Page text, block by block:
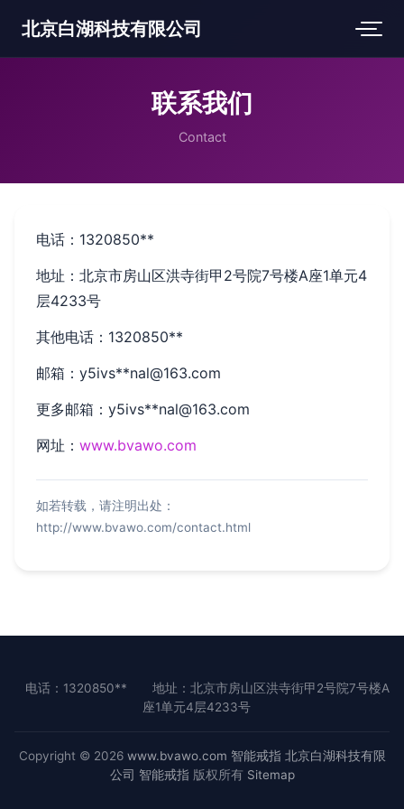
北京白湖科技有限公司
联系我们
Contact
电话：1320850**
地址：北京市房山区洪寺街甲2号院7号楼A座1单元4
层4233号
其他电话：1320850**
邮箱：y5ivs**nal@163.com
更多邮箱：y5ivs**nal@163.com
网址： www.bvawo.com
如若转载，请注明出处：
http://www.bvawo.com/contact.html
电话：1320850**
地址：北京市房山区洪寺街甲2号院7号楼A
座1单元4层4233号
Copyright © 2026 www.bvawo.com 智能戒指 北京白湖科技有限
公司 智能戒指版权所有 Sitemap